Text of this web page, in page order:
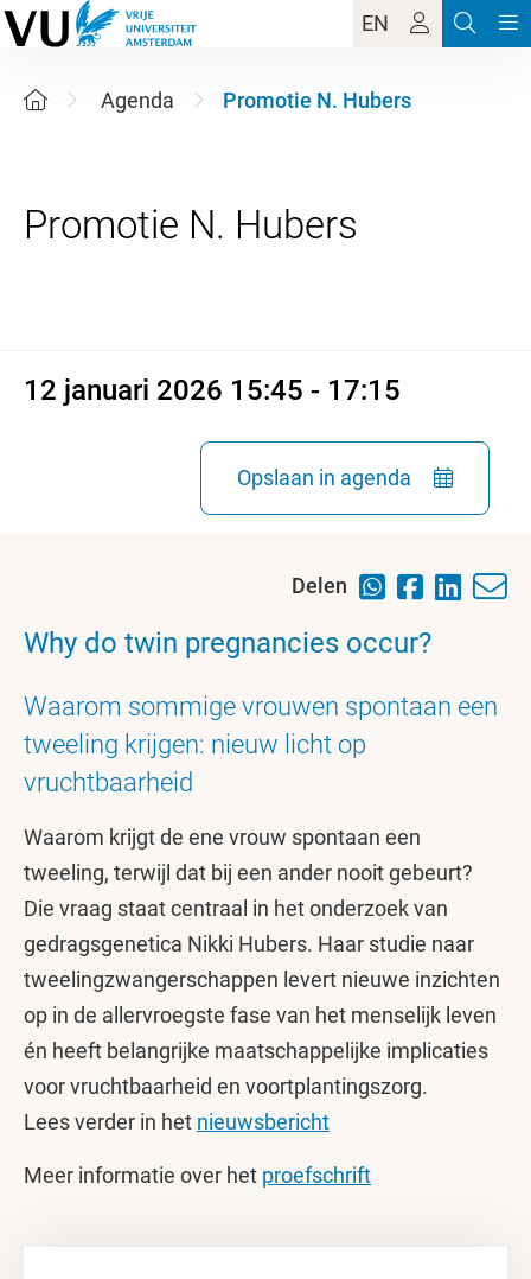
EN
Agenda Promotie N. Hubers
12 januari 2026 15:45 - 17:15
Opslaan in agenda
Delen
Why do twin pregnancies occur?
Waarom sommige vrouwen spontaan een
tweeling krijgen: nieuw licht op
vruchtbaarheid
Waarom krijgt de ene vrouw spontaan een
tweeling, terwijl dat bij een ander nooit gebeurt?
Die vraag staat centraal in het onderzoek van
gedragsgenetica Nikki Hubers. Haar studie naar
tweelingzwangerschappen levert nieuwe inzichten
op in de allervroegste fase van het menselijk leven
én heeft belangrijke maatschappelijke implicaties
voor vruchtbaarheid en voortplantingszorg.
Lees verder in het nieuwsbericht
Meer informatie over het proefschrift